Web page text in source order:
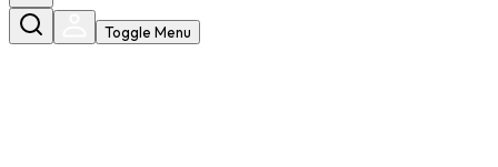
Toggle Menu